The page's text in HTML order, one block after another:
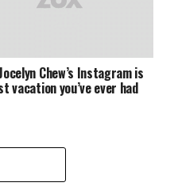
Chew’s Instagram is
vacation you’ve ever had